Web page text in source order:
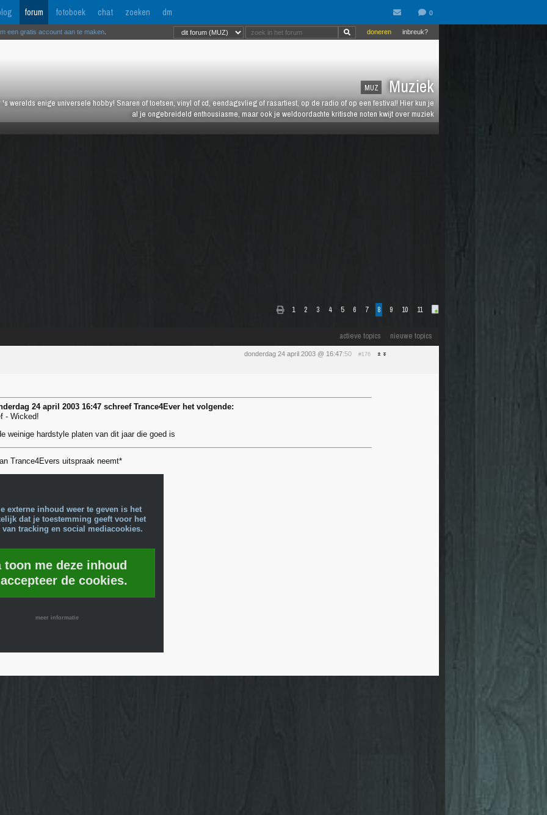
forum fotoboek chat zoeken dm
MUZ Muziek
's werelds enige universele hobby! Snaren of toetsen, vinyl of cd, eendagsvlieg of rasartiest, op de radio of op een festival! Hier kun je
al je ongebreideld enthousiasme, maar ook je weldoordachte kritische noten kwijt over muziek
inbreuk?
doneren
een gratis account aan te maken
1 2 3 4 5 6 7 8 9 10 11
actieve topics nieuwe topics
donderdag 24 april 2003 @ 16:47:50 #176
24 april 2003 16:47 schreef Trance4Ever het volgende:
- Wicked!
weinige hardstyle platen van dit jaar die goed is
Trance4Evers uitspraak neemt*
externe inhoud weer te geven is het
dat je toestemming geeft voor het
tracking en social mediacookies.
toon me deze inhoud
de cookies.
meer informatie